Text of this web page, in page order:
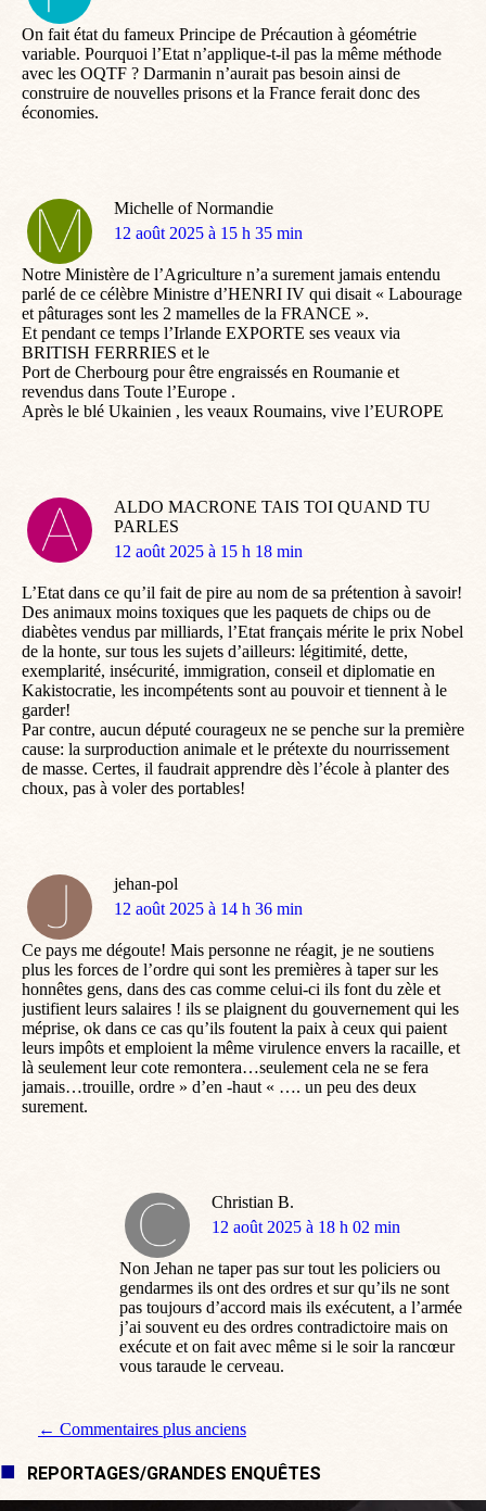
On fait état du fameux Principe de Précaution à géométrie
variable. Pourquoi l’Etat n’applique-t-il pas la même méthode
avec les OQTF ? Darmanin n’aurait pas besoin ainsi de
construire de nouvelles prisons et la France ferait donc des
économies.
Michelle of Normandie
dit
12 août 2025 à 15 h 35 min
Notre Ministère de l’Agriculture n’a surement jamais entendu
parlé de ce célèbre Ministre d’HENRI IV qui disait « Labourage
et pâturages sont les 2 mamelles de la FRANCE ».
Et pendant ce temps l’Irlande EXPORTE ses veaux via
BRITISH FERRRIES et le
Port de Cherbourg pour être engraissés en Roumanie et
revendus dans Toute l’Europe .
Après le blé Ukainien , les veaux Roumains, vive l’EUROPE
ALDO MACRONE TAIS TOI QUAND TU
PARLES
dit
12 août 2025 à 15 h 18 min
L’Etat dans ce qu’il fait de pire au nom de sa prétention à savoir!
Des animaux moins toxiques que les paquets de chips ou de
diabètes vendus par milliards, l’Etat français mérite le prix Nobel
de la honte, sur tous les sujets d’ailleurs: légitimité, dette,
exemplarité, insécurité, immigration, conseil et diplomatie en
Kakistocratie, les incompétents sont au pouvoir et tiennent à le
garder!
Par contre, aucun député courageux ne se penche sur la première
cause: la surproduction animale et le prétexte du nourrissement
de masse. Certes, il faudrait apprendre dès l’école à planter des
choux, pas à voler des portables!
jehan-pol
dit
12 août 2025 à 14 h 36 min
Ce pays me dégoute! Mais personne ne réagit, je ne soutiens
plus les forces de l’ordre qui sont les premières à taper sur les
honnêtes gens, dans des cas comme celui-ci ils font du zèle et
justifient leurs salaires ! ils se plaignent du gouvernement qui les
méprise, ok dans ce cas qu’ils foutent la paix à ceux qui paient
leurs impôts et emploient la même virulence envers la racaille, et
là seulement leur cote remontera…seulement cela ne se fera
jamais…trouille, ordre » d’en -haut « …. un peu des deux
surement.
Christian B.
dit
12 août 2025 à 18 h 02 min
Non Jehan ne taper pas sur tout les policiers ou
gendarmes ils ont des ordres et sur qu’ils ne sont
pas toujours d’accord mais ils exécutent, a l’armée
j’ai souvent eu des ordres contradictoire mais on
exécute et on fait avec même si le soir la rancœur
vous taraude le cerveau.
Navigation de commentaire
← Commentaires plus anciens
REPORTAGES/GRANDES ENQUÊTES